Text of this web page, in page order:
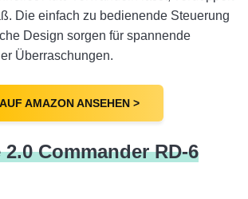
Die einfach zu bedienende Steuerung
Design sorgen für spannende
Überraschungen.
AUF AMAZON ANSEHEN >
Commander RD-6